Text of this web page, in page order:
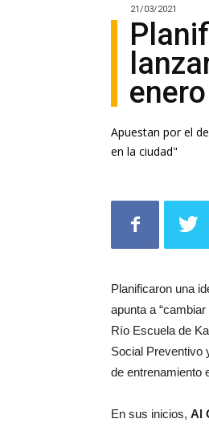
21/03/2021
enero
Apuestan por el
en la ciudad"
Planificaron una
apunta a
Río Escuela de
Social Preventivo
de entrenamiento
En sus inicios, Al